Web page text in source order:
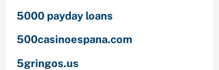
5000 payday loans
500casinoespana.com
5gringos.us